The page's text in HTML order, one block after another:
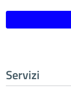
Servizi